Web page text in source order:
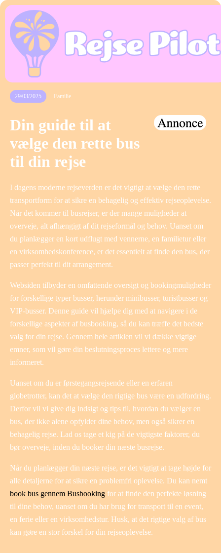
29/03/2025 Familie
Din guide til at
vælge den rette bus
til din rejse
I dagens moderne rejseverden er det vigtigt at vælge den rette
transportform for at sikre en behagelig og effektiv rejseoplevelse.
Når det kommer til busrejser, er der mange muligheder at
overveje, alt afhængigt af dit rejseformål og behov. Uanset om
du planlægger en kort udflugt med vennerne, en familietur eller
en virksomhedskonference, er det essentielt at finde den bus, der
passer perfekt til dit arrangement.
Websiden tilbyder en omfattende oversigt og bookingmuligheder
for forskellige typer busser, herunder minibusser, turistbusser og
VIP-busser. Denne guide vil hjælpe dig med at navigere i de
forskellige aspekter af busbooking, så du kan træffe det bedste
valg for din rejse. Gennem hele artiklen vil vi dække vigtige
emner, som vil gøre din beslutningsproces lettere og mere
informeret.
Uanset om du er førstegangsrejsende eller en erfaren
globetrotter, kan det at vælge den rigtige bus være en udfordring.
Derfor vil vi give dig indsigt og tips til, hvordan du vælger en
bus, der ikke alene opfylder dine behov, men også sikrer en
behagelig rejse. Lad os tage et kig på de vigtigste faktorer, du
bør overveje, inden du booker din næste busrejse.
Når du planlægger din næste rejse, er det vigtigt at tage højde for
alle detaljerne for at sikre en problemfri oplevelse. Du kan nemt
book bus gennem Busbooking for at finde den perfekte løsning
til dine behov, uanset om du har brug for transport til en event,
en ferie eller en virksomhedstur. Husk, at det rigtige valg af bus
kan gøre en stor forskel for din rejseoplevelse.